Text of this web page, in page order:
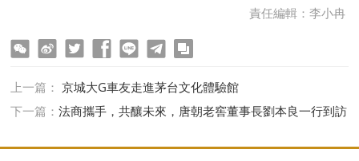
責任編輯：李小冉
linetelegram copy
上一篇： 京城大G車友走進茅台文化體驗館
下一篇：法商攜手，共釀未來，唐朝老窖董事長劉本良一行到訪